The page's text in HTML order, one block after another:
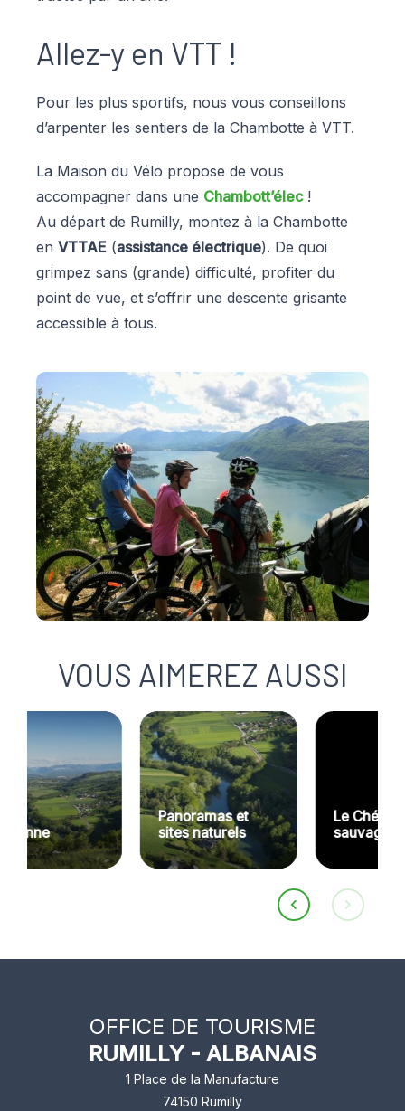
Allez-y en VTT !
Pour les plus sportifs, nous vous conseillons
d’arpenter les sentiers de la Chambotte à VTT.
La Maison du Vélo propose de vous
accompagner dans une Chambott’élec!
Au départ de Rumilly, montez à la Chambotte
en VTTAE (assistance électrique). De quoi
grimpez sans (grande) difficulté, profiter du
point de vue, et s’offrir une descente grisante
accessible à tous.
VOUS AIMEREZ AUSSI
Panoramas et
sites naturels
Le Chéran, rivière
sauvage
OFFICE DE TOURISME
RUMILLY - ALBANAIS
1 Place de la Manufacture
74150 Rumilly